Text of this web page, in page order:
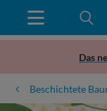
Das
Beschichtete